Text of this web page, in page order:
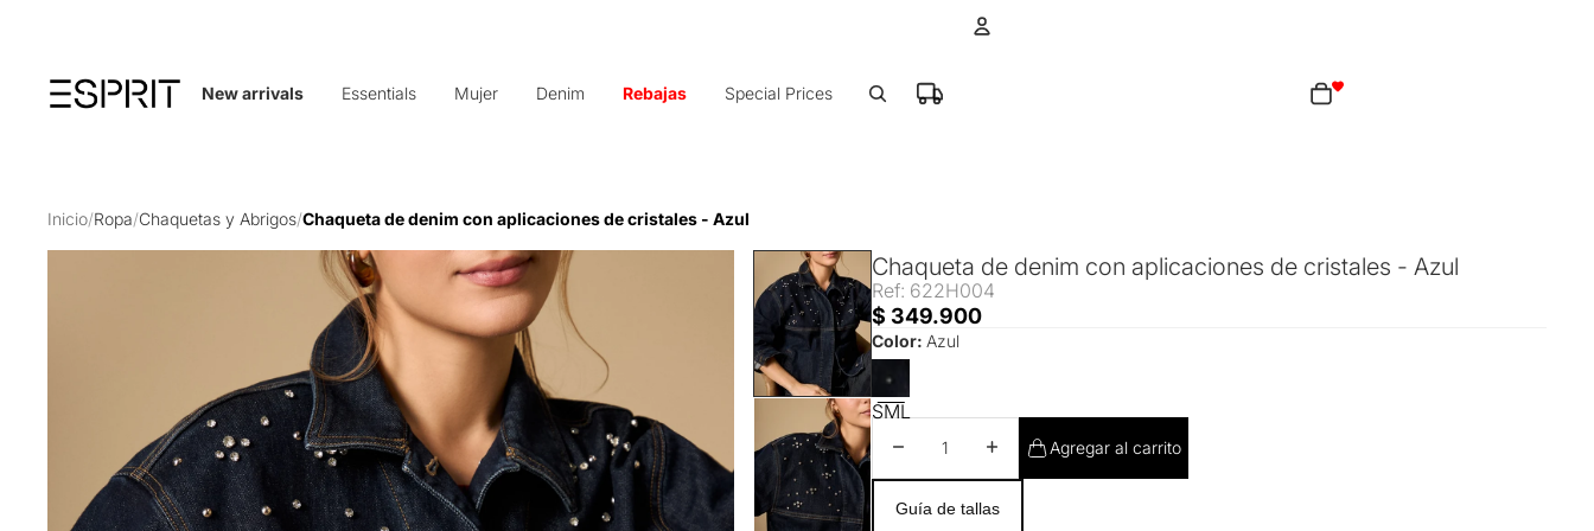
New arrivals Essentials Mujer Denim Rebajas Special Prices
Total de artículos en el carrito: 0
Inicio/Ropa/Chaquetas y Abrigos/Chaqueta de denim con aplicaciones de cristales - Azul
Chaqueta de denim con aplicaciones de cristales - Azul
Ref: 622H004
$ 349.900
Color: Azul
SML
Disminuir cantidadAumentar cantidad
Agregar al carrito
Guía de tallas